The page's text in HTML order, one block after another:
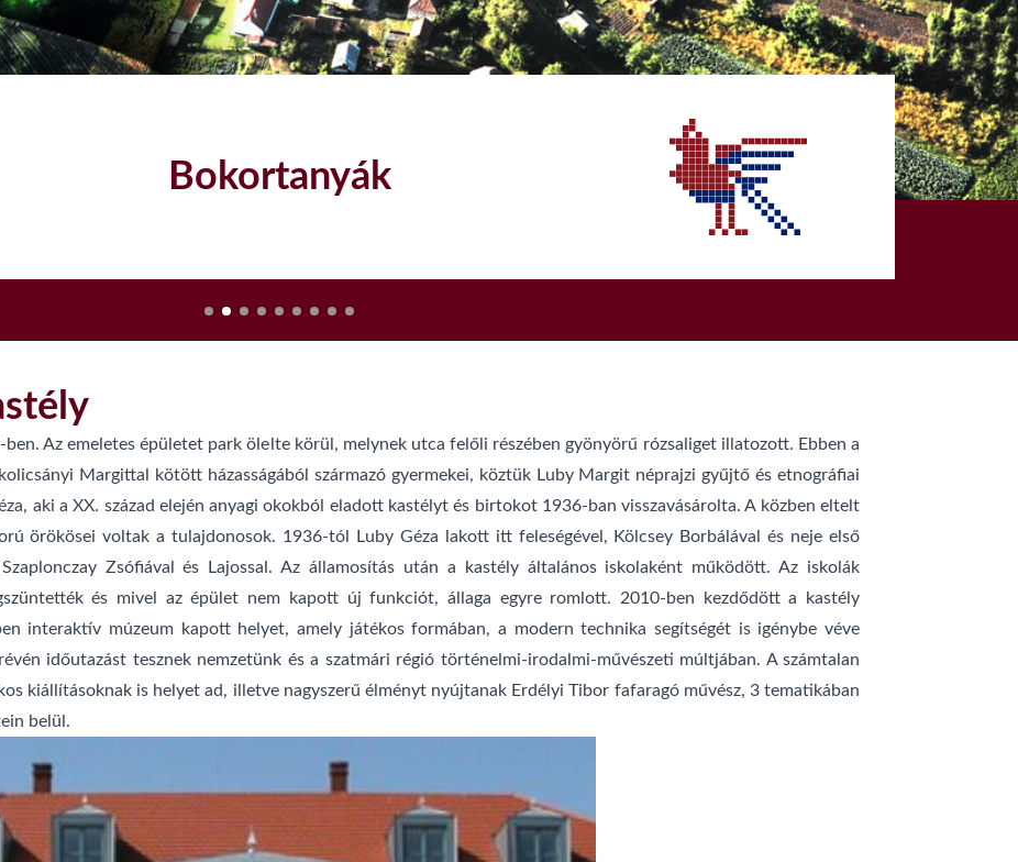
Szatmári szilvalekvár
Az emeletes épületet park ölelte körül, melynek utca felőli részében gyönyörű rózsaliget illatozott. Ebben a
Margittal kötött házasságából származó gyermekei, köztük Luby Margit néprajzi gyűjtő és etnográfiai
aki a XX. század elején anyagi okokból eladott kastélyt és birtokot 1936-ban visszavásárolta. A közben eltelt
örökösei voltak a tulajdonosok. 1936-tól Luby Géza lakott itt feleségével, Kölcsey Borbálával és neje első
Szaplonczay Zsófiával és Lajossal. Az államosítás után a kastély általános iskolaként működött. Az iskolák
és mivel az épület nem kapott új funkciót, állaga egyre romlott. 2010-ben kezdődött a kastély
interaktív múzeum kapott helyet, amely játékos formában, a modern technika segítségét is igénybe véve
időutazást tesznek nemzetünk és a szatmári régió történelmi-irodalmi-művészeti múltjában. A számtalan
kiállításoknak is helyet ad, illetve nagyszerű élményt nyújtanak Erdélyi Tibor fafaragó művész, 3 tematikában
belül.